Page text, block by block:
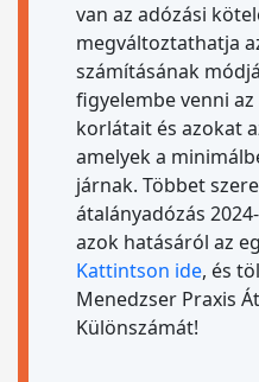
van az adózási
megváltoztathatja
számításának
figyelembe venni
korlátait és azokat
amelyek a
járnak. Többet
átalányadózás
azok hatásáról az
Kattintson ide, és
Menedzser Praxis
Különszámát!